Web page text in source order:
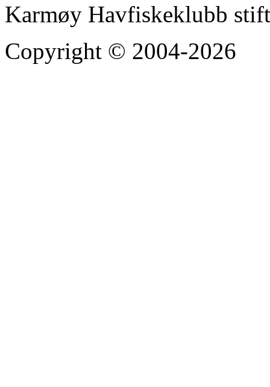
Karmøy Havfiskeklubb
Copyright © 2004-2026